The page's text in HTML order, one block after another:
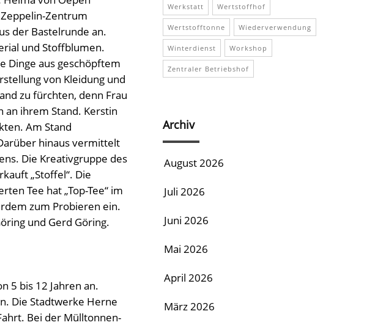
Zentrum
der Bastelrunde an.
und Stoffblumen.
Dinge aus geschöpftem
von Kleidung und
zu fürchten, denn Frau
an ihrem Stand. Kerstin
Am Stand
hinaus vermittelt
Die Kreativgruppe des
„Stoffel“. Die
Tee hat „Top-Tee“ im
zum Probieren ein.
und Gerd Göring.
5 bis 12 Jahren an.
Die Stadtwerke Herne
Bei der Mülltonnen-
Werkstatt Wertstoffhof
Wertstofftonne Wiederverwendung
Winterdienst Workshop
Zentraler Betriebshof
Archiv
August 2026
Juli 2026
Juni 2026
Mai 2026
April 2026
März 2026